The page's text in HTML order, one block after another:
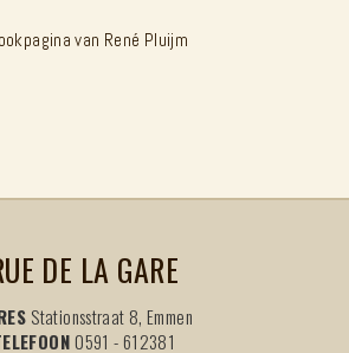
van René Pluijm
DE LA GARE
Stationsstraat 8, Emmen
0591 - 612381